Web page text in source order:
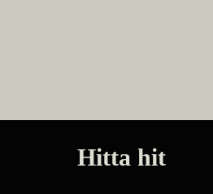
Hitta hit